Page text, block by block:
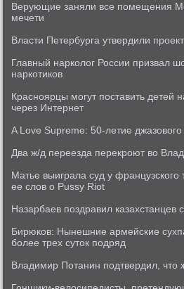
Верующие заняли все помещения
мечети
Власти Петербурга утвердили
Главный нарколог России призвал
наркотиков
Красноярцы могут поставить детей
через Интернет
A Love Supreme: 50-летие
Два ж/д переезда перекроют во
Матье выиграла суд у французского
ее слов о Pussy Riot
Назарбаев поздравил казахстанцев
Бирюков: Нынешние армейские
более трех суток подряд
Владимир Потанин подтвердил, что